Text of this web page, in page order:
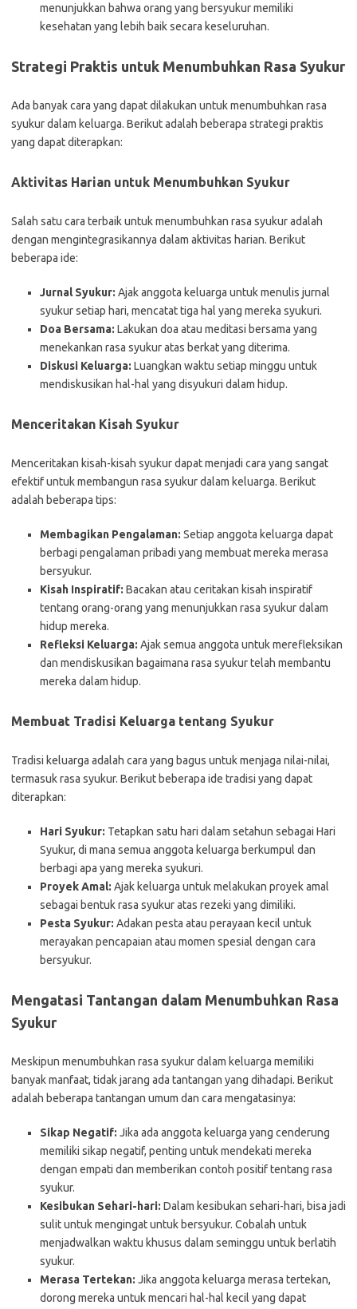
menunjukkan bahwa orang yang bersyukur memiliki
kesehatan yang lebih baik secara keseluruhan.
Strategi Praktis untuk Menumbuhkan Rasa Syukur
Ada banyak cara yang dapat dilakukan untuk menumbuhkan rasa
syukur dalam keluarga. Berikut adalah beberapa strategi praktis
yang dapat diterapkan:
Aktivitas Harian untuk Menumbuhkan Syukur
Salah satu cara terbaik untuk menumbuhkan rasa syukur adalah
dengan mengintegrasikannya dalam aktivitas harian. Berikut
beberapa ide:
Jurnal Syukur: Ajak anggota keluarga untuk menulis jurnal
syukur setiap hari, mencatat tiga hal yang mereka syukuri.
Doa Bersama: Lakukan doa atau meditasi bersama yang
menekankan rasa syukur atas berkat yang diterima.
Diskusi Keluarga: Luangkan waktu setiap minggu untuk
mendiskusikan hal-hal yang disyukuri dalam hidup.
Menceritakan Kisah Syukur
Menceritakan kisah-kisah syukur dapat menjadi cara yang sangat
efektif untuk membangun rasa syukur dalam keluarga. Berikut
adalah beberapa tips:
Membagikan Pengalaman: Setiap anggota keluarga dapat
berbagi pengalaman pribadi yang membuat mereka merasa
bersyukur.
Kisah Inspiratif: Bacakan atau ceritakan kisah inspiratif
tentang orang-orang yang menunjukkan rasa syukur dalam
hidup mereka.
Refleksi Keluarga: Ajak semua anggota untuk merefleksikan
dan mendiskusikan bagaimana rasa syukur telah membantu
mereka dalam hidup.
Membuat Tradisi Keluarga tentang Syukur
Tradisi keluarga adalah cara yang bagus untuk menjaga nilai-nilai,
termasuk rasa syukur. Berikut beberapa ide tradisi yang dapat
diterapkan:
Hari Syukur: Tetapkan satu hari dalam setahun sebagai Hari
Syukur, di mana semua anggota keluarga berkumpul dan
berbagi apa yang mereka syukuri.
Proyek Amal: Ajak keluarga untuk melakukan proyek amal
sebagai bentuk rasa syukur atas rezeki yang dimiliki.
Pesta Syukur: Adakan pesta atau perayaan kecil untuk
merayakan pencapaian atau momen spesial dengan cara
bersyukur.
Mengatasi Tantangan dalam Menumbuhkan Rasa
Syukur
Meskipun menumbuhkan rasa syukur dalam keluarga memiliki
banyak manfaat, tidak jarang ada tantangan yang dihadapi. Berikut
adalah beberapa tantangan umum dan cara mengatasinya:
Sikap Negatif: Jika ada anggota keluarga yang cenderung
memiliki sikap negatif, penting untuk mendekati mereka
dengan empati dan memberikan contoh positif tentang rasa
syukur.
Kesibukan Sehari-hari: Dalam kesibukan sehari-hari, bisa jadi
sulit untuk mengingat untuk bersyukur. Cobalah untuk
menjadwalkan waktu khusus dalam seminggu untuk berlatih
syukur.
Merasa Tertekan: Jika anggota keluarga merasa tertekan,
dorong mereka untuk mencari hal-hal kecil yang dapat